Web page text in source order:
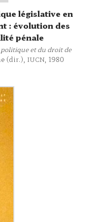
législative en
: évolution des
pénale
politique et du droit de
(dir.), IUCN, 1980